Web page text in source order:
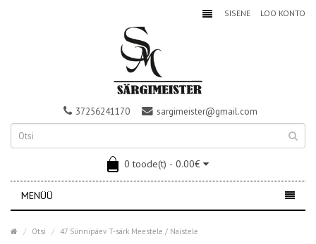
SISENE LOO KONTO
37256241170 sargimeister@gmail.com
0 toode(t) - 0.00€
MENÜÜ
Otsi 47 Sünnipäev T-särk Meestele / Naistele